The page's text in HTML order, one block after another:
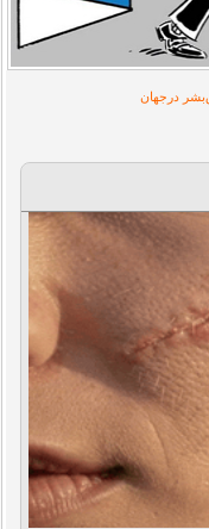
در‌جهان